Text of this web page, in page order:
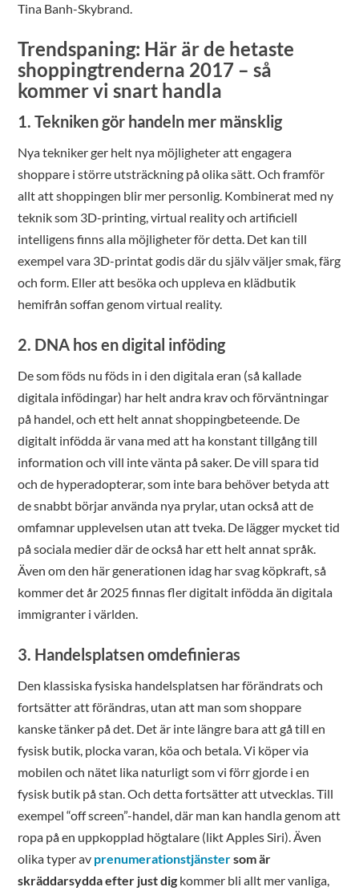
Tina Banh-Skybrand.
Trendspaning: Här är de hetaste
shoppingtrenderna 2017 – så
kommer vi snart handla
1. Tekniken gör handeln mer mänsklig
Nya tekniker ger helt nya möjligheter att engagera
shoppare i större utsträckning på olika sätt. Och framför
allt att shoppingen blir mer personlig. Kombinerat med ny
teknik som 3D-printing, virtual reality och artificiell
intelligens finns alla möjligheter för detta. Det kan till
exempel vara 3D-printat godis där du själv väljer smak, färg
och form. Eller att besöka och uppleva en klädbutik
hemifrån soffan genom virtual reality.
2. DNA hos en digital inföding
De som föds nu föds in i den digitala eran (så kallade
digitala infödingar) har helt andra krav och förväntningar
på handel, och ett helt annat shoppingbeteende. De
digitalt infödda är vana med att ha konstant tillgång till
information och vill inte vänta på saker. De vill spara tid
och de hyperadopterar, som inte bara behöver betyda att
de snabbt börjar använda nya prylar, utan också att de
omfamnar upplevelsen utan att tveka. De lägger mycket tid
på sociala medier där de också har ett helt annat språk.
Även om den här generationen idag har svag köpkraft, så
kommer det år 2025 finnas fler digitalt infödda än digitala
immigranter i världen.
3. Handelsplatsen omdefinieras
Den klassiska fysiska handelsplatsen har förändrats och
fortsätter att förändras, utan att man som shoppare
kanske tänker på det. Det är inte längre bara att gå till en
fysisk butik, plocka varan, köa och betala. Vi köper via
mobilen och nätet lika naturligt som vi förr gjorde i en
fysisk butik på stan. Och detta fortsätter att utvecklas. Till
exempel “off screen”-handel, där man kan handla genom att
ropa på en uppkopplad högtalare (likt Apples Siri). Även
olika typer av prenumerationstjänstersom är
skräddarsydda efter just dig kommer bli allt mer vanliga,